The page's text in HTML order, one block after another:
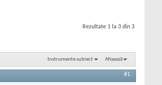
Rezultate 1 la 3 din 3
Instrumente subiect Afișează
#1